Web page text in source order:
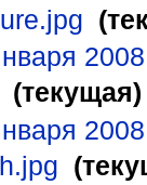
2008
(текущая)
2008